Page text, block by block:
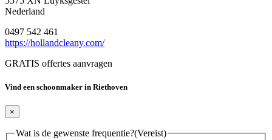
Nederland
0497 542 461
https://hollandcleany.com/
GRATIS offertes aanvragen
Vind een schoonmaker in Riethoven
×
Wat is de gewenste frequentie?(Vereist)